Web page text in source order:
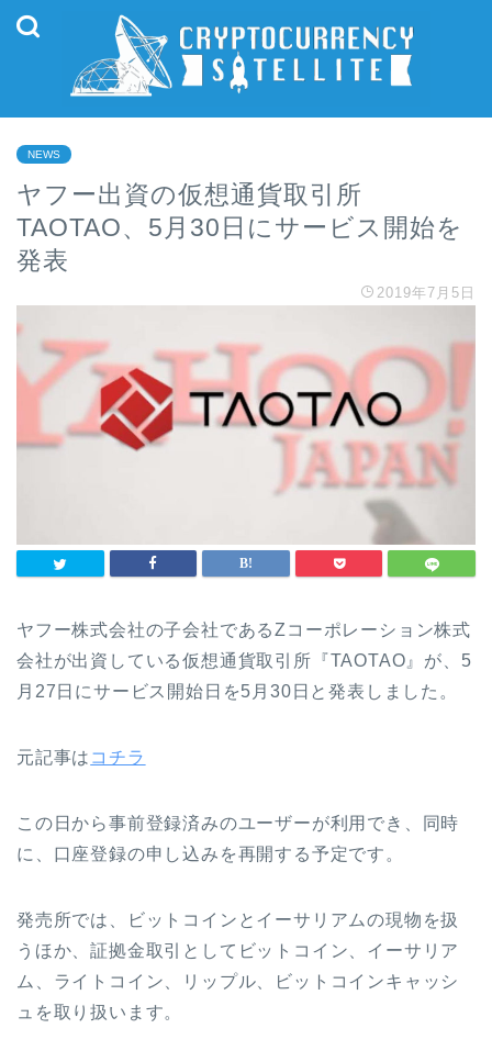
NEWS
ヤフー出資の仮想通貨取引所
TAOTAO、5月30日にサービス開始を
発表
2019年7月5日
ヤフー株式会社の子会社であるZコーポレーション株式
会社が出資している仮想通貨取引所『TAOTAO』が、5
月27日にサービス開始日を5月30日と発表しました。
元記事は コチラ
この日から事前登録済みのユーザーが利用でき、同時
に、口座登録の申し込みを再開する予定です。
発売所では、ビットコインとイーサリアムの現物を扱
うほか、証拠金取引としてビットコイン、イーサリア
ム、ライトコイン、リップル、ビットコインキャッシ
ュを取り扱います。